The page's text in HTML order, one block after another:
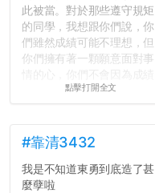
此被當。對於那些遵守規矩
的同學，我想跟你們說，你
們雖然成績可能不理想，但
你們擁有著一顆願意面對事
壓力而選擇逃避(作弊)，在
績無法體現你們的努力，但
往後你們正直的態度一定會
讓你們在社會上適應得更
好。最後，那些作弊的同
點擊打開全文
#靠清3432
我是不知道東勇到底造了甚
麼孽啦